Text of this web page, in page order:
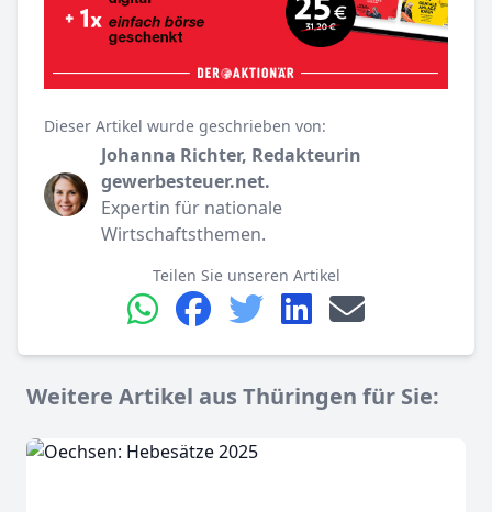
Dieser Artikel wurde geschrieben von:
Johanna Richter, Redakteurin
gewerbesteuer.net.
Expertin für nationale
Wirtschaftsthemen.
Teilen Sie unseren Artikel
Weitere Artikel aus Thüringen für Sie: